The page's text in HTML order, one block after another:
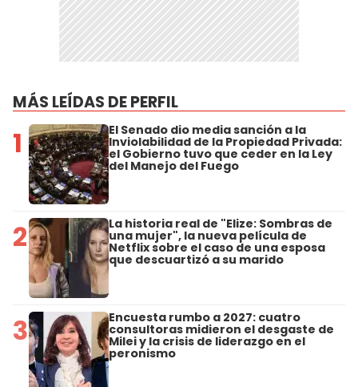
MÁS LEÍDAS DE PERFIL
1 El Senado dio media sanción a la
Inviolabilidad de la Propiedad Privada:
el Gobierno tuvo que ceder en la Ley
del Manejo del Fuego
2 La historia real de "Elize: Sombras de
una mujer", la nueva película de
Netflix sobre el caso de una esposa
que descuartizó a su marido
3 Encuesta rumbo a 2027: cuatro
consultoras midieron el desgaste de
Milei y la crisis de liderazgo en el
peronismo